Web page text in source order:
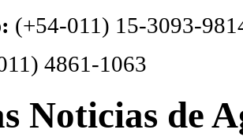
(+54-011) 15-3093-
4861-1063
Noticias de